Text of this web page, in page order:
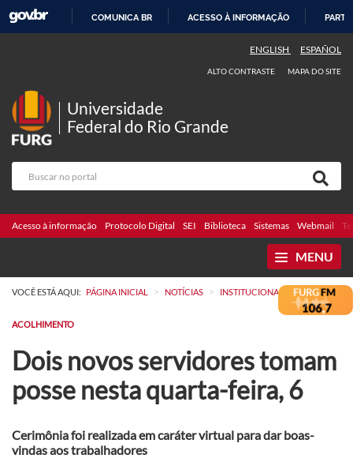
COMUNICA BR ACESSO À INFORMAÇÃO
ENGLISH ESPAÑOL
ALTO CONTRASTE MAPA DO SITE
Universidade
Federal do Rio Grande
Acesso à informação Protocolo Digital SEI Biblioteca Sistemas Webmail
MENU
VOCÊ ESTÁ AQUI: PÁGINA INICIAL > NOTÍCIAS > INSTITUCIONAL
ACOLHIMENTO
Dois novos servidores tomam
posse nesta quarta-feira, 6
Cerimônia foi realizada em caráter virtual para dar boas-
vindas aos trabalhadores